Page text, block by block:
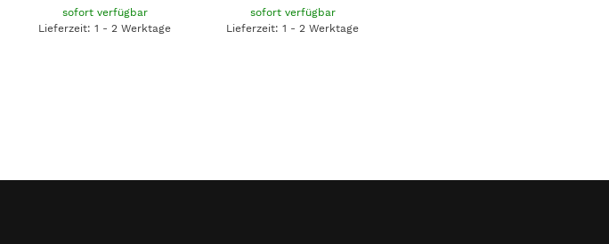
sofort verfügbar
Lieferzeit: 1 - 2 Werktage
sofort verfügbar
Lieferzeit: 1 - 2 Werktage